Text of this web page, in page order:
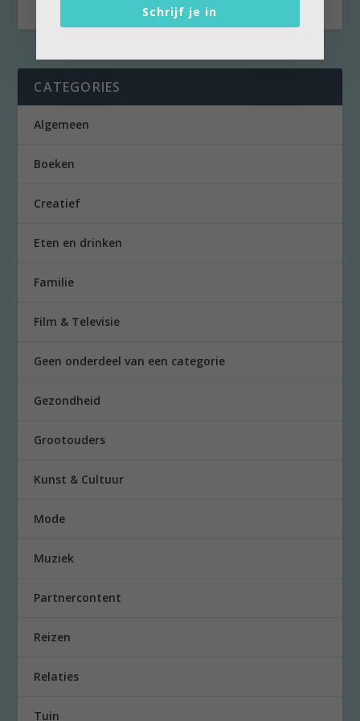
CATEGORIES
Algemeen
Boeken
Creatief
Eten en drinken
Familie
Film & Televisie
Geen onderdeel van een categorie
Gezondheid
Grootouders
Kunst & Cultuur
Mode
Muziek
Partnercontent
Reizen
Relaties
Tuin
Schrijf je in